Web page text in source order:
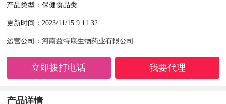
产品类型：保健食品类
更新时间：2023/11/15 9:11:32
运营公司：河南益特康生物药业有限公司
立即拨打电话 我要代理
产品详情